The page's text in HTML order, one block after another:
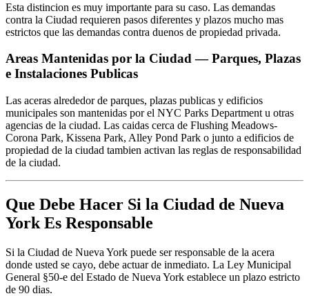
Esta distincion es muy importante para su caso. Las demandas
contra la Ciudad requieren pasos diferentes y plazos mucho mas
estrictos que las demandas contra duenos de propiedad privada.
Areas Mantenidas por la Ciudad — Parques, Plazas
e Instalaciones Publicas
Las aceras alrededor de parques, plazas publicas y edificios
municipales son mantenidas por el NYC Parks Department u otras
agencias de la ciudad. Las caidas cerca de Flushing Meadows-
Corona Park, Kissena Park, Alley Pond Park o junto a edificios de
propiedad de la ciudad tambien activan las reglas de responsabilidad
de la ciudad.
Que Debe Hacer Si la Ciudad de Nueva
York Es Responsable
Si la Ciudad de Nueva York puede ser responsable de la acera
donde usted se cayo, debe actuar de inmediato. La Ley Municipal
General §50-e del Estado de Nueva York establece un plazo estricto
de 90 dias.